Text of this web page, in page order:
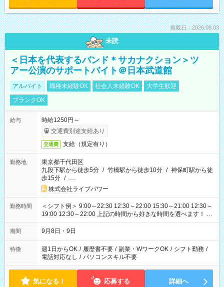
掲載日：2026.08.03
未読
＜日本を代表するバンド＊サカナクション＞ツ
アー公演のサポートバイト＠日本武道館
アルバイト 職種未経験OK 社会人未経験OK
大学生歓迎
ブランクOK
給与
時給1250円～
交通費別途支給あり
交通費 支給（規定有り）
勤務地
東京都千代田区
九段下駅から徒歩5分 / 竹橋駅から徒歩10分 / 神保町駅から徒
歩15分 / …
株式会社ライブパワー
勤務時間
＜シフト例＞ 9:00～22:30 12:30～22:00 15:30～21:00 12:30～
19:00 12:30～22:00 上記の時間から好きな時間を選べます！ ※
時間は変更となる可能性があります
期間 9月8日・9日
特徴 週1日からOK / 履歴書不要 / 副業・WワークOK / シフト勤務 /
電話対応なし / パソコンスキル不要
気になる！ 応募する 詳細へ